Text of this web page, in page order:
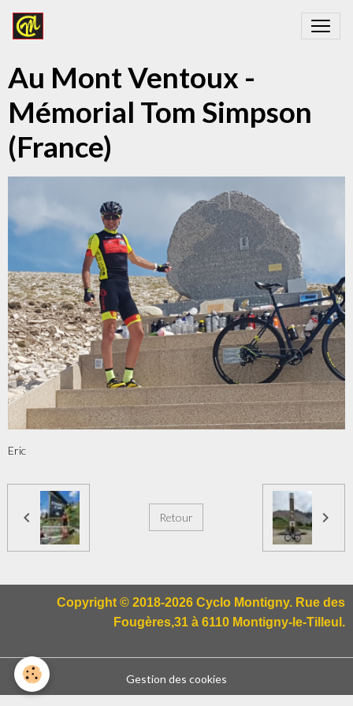
Au Mont Ventoux -
Mémorial Tom Simpson
(France)
Eric
Retour
Copyright © 2018-2026 Cyclo Montigny. Rue des
Fougères,31 à 6110 Montigny-le-Tilleul.
Gestion des cookies